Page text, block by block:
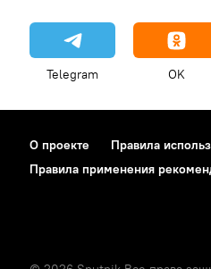
Telegram OK
О проекте Правила
Правила применения